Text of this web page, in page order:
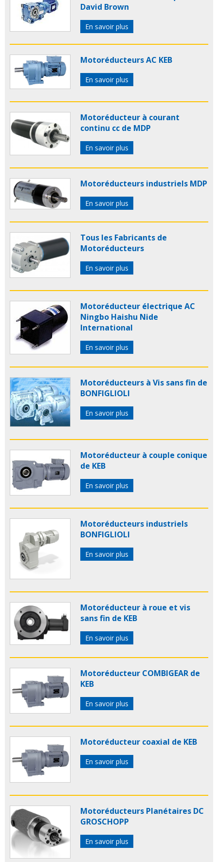
David Brown
En savoir plus
Motoréducteurs AC KEB
En savoir plus
Motoréducteur à courant
continu cc de MDP
En savoir plus
Motoréducteurs industriels MDP
En savoir plus
Tous les Fabricants de
Motoréducteurs
En savoir plus
Motoréducteur électrique AC
Ningbo Haishu Nide
International
En savoir plus
Motoréducteurs à Vis sans fin de
BONFIGLIOLI
En savoir plus
Motoréducteur à couple conique
de KEB
En savoir plus
Motoréducteurs industriels
BONFIGLIOLI
En savoir plus
Motoréducteur à roue et vis
sans fin de KEB
En savoir plus
Motoréducteur COMBIGEAR de
KEB
En savoir plus
Motoréducteur coaxial de KEB
En savoir plus
Motoréducteurs Planétaires DC
GROSCHOPP
En savoir plus